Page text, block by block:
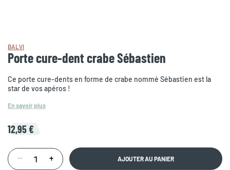
BALVI
Porte cure-dent crabe Sébastien
Ce porte cure-dents en forme de crabe nommé Sébastien est la
star de vos apéros !
En savoir plus
12,95 €
AJOUTER AU PANIER